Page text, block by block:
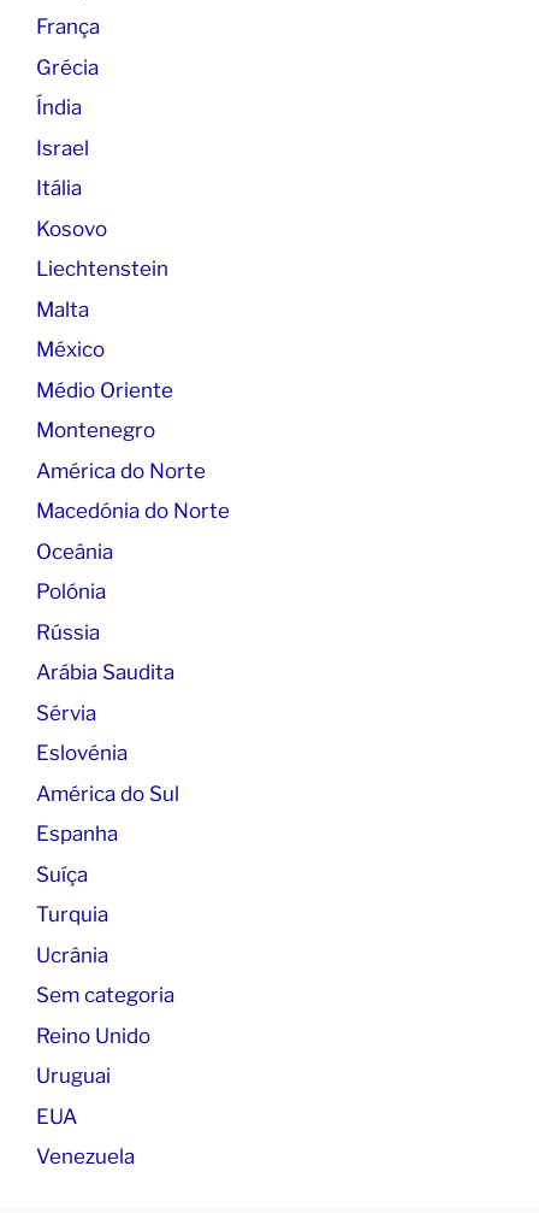
França
Grécia
Índia
Israel
Itália
Kosovo
Liechtenstein
Malta
México
Médio Oriente
Montenegro
América do Norte
Macedónia do Norte
Oceânia
Polónia
Rússia
Arábia Saudita
Sérvia
Eslovénia
América do Sul
Espanha
Suíça
Turquia
Ucrânia
Sem categoria
Reino Unido
Uruguai
EUA
Venezuela